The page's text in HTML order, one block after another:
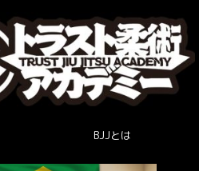
BJJとは